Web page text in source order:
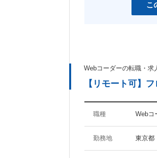
こ
Webコーダーの転職・求
【リモート可】
職種 Webコ
勤務地 東京都